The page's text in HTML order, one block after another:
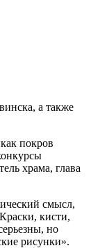
а также
покров
храма, глава
смысл,
кисти,
но
рисунки».